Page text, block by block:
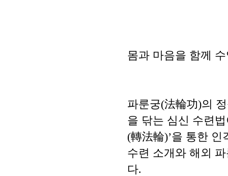
몸과 마음을 함께
파룬궁(法輪功)의
을 닦는 심신 수련
(轉法輪)’을 통한
수련 소개와 해외
다.